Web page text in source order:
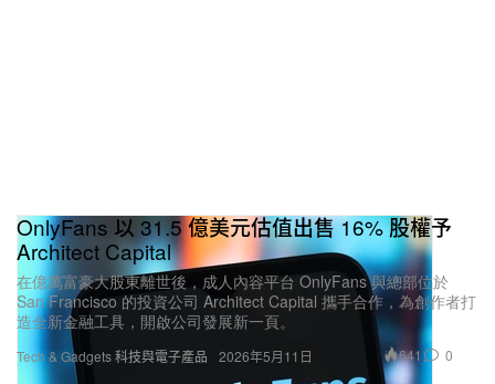
Tech & Gadgets 科技與電子產品
OnlyFans 以 31.5 億美元估值出售 16% 股權予
Architect Capital
在億萬富豪大股東離世後，成人內容平台 OnlyFans 與總部位於
San Francisco 的投資公司 Architect Capital 攜手合作，為創作者打
造全新金融工具，開啟公司發展新一頁。
2026年5月11日 641 0